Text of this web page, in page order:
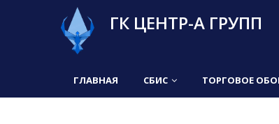
ГК ЦЕНТР-А ГРУПП
ГЛАВНАЯ СБИС ТОРГОВОЕ